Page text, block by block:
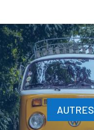
AUTRES